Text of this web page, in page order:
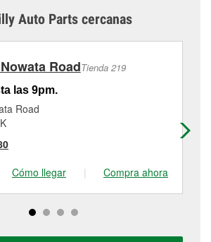
Auto Parts cercanas
RoadTienda 219
las 9pm.
Road
Cómo llegar | Compra ahora